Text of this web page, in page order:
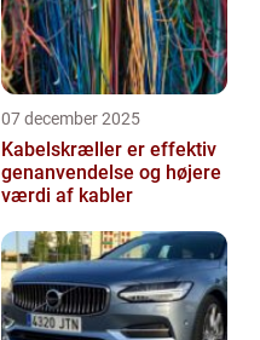
07 december 2025
Kabelskræller er effektiv
genanvendelse og højere
værdi af kabler